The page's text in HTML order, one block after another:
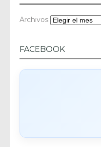
Archivos
FACEBOOK